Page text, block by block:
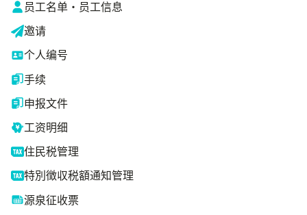
员工名单・员工信息
邀请
个人编号
手续
申报文件
工资明细
住民税管理
特別徴収税額通知管理
源泉征收票